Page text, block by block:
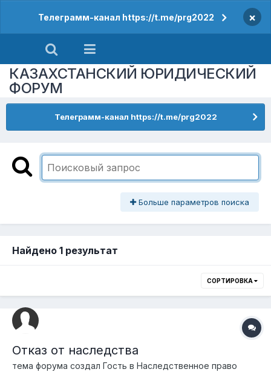
Телеграмм-канал https://t.me/prg2022 ×
КАЗАХСТАНСКИЙ ЮРИДИЧЕСКИЙ
ФОРУМ
Телеграмм-канал https://t.me/prg2022
Больше параметров поиска
Найдено 1 результат
СОРТИРОВКА
Отказ от наследства
тема форума создал Гость в Наследственное право